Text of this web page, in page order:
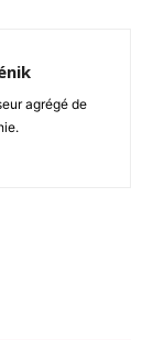
agrégé de